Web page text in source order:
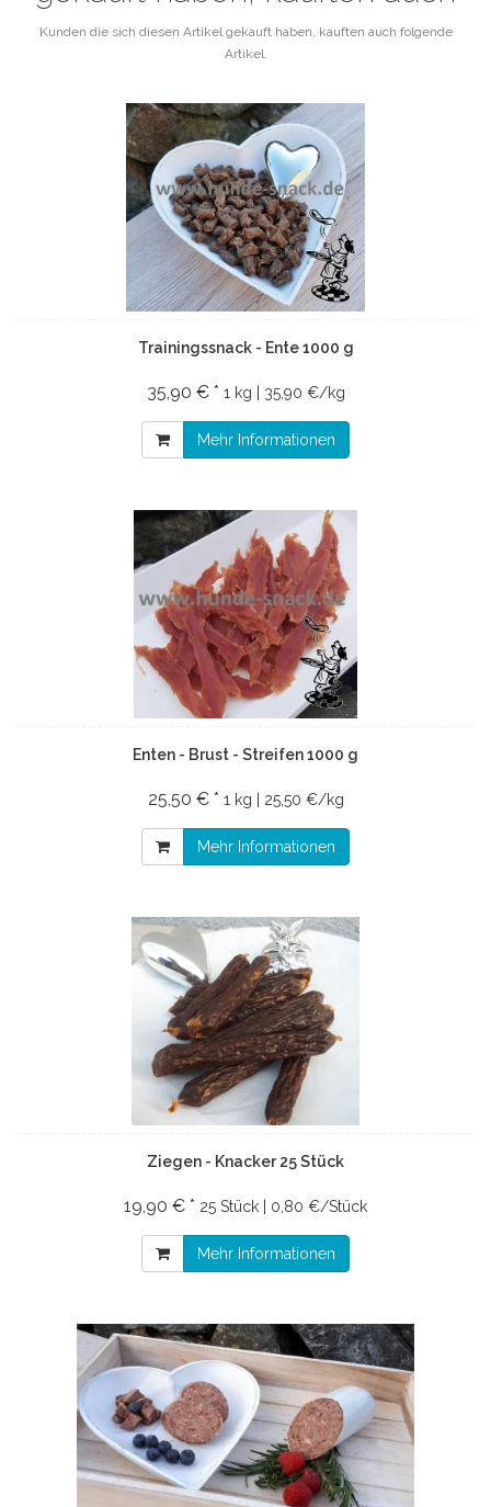
Kunden die sich diesen Artikel gekauft haben, kauften auch folgende
Artikel.
Trainingssnack - Ente 1000 g
35,90 € * 1 kg | 35,90 €/kg
Mehr Informationen
Enten - Brust - Streifen 1000 g
25,50 € * 1 kg | 25,50 €/kg
Mehr Informationen
Ziegen - Knacker 25 Stück
19,90 € * 25 Stück | 0,80 €/Stück
Mehr Informationen